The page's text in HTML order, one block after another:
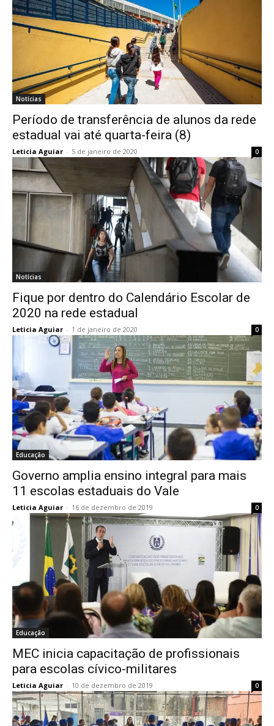
Notícias
Período de transferência de alunos da rede
estadual vai até quarta-feira (8)
Leticia Aguiar - 5 de janeiro de 2020 0
Notícias
Fique por dentro do Calendário Escolar de
2020 na rede estadual
Leticia Aguiar - 1 de janeiro de 2020 0
Educação
Governo amplia ensino integral para mais
11 escolas estaduais do Vale
Leticia Aguiar - 16 de dezembro de 2019 0
Educação
MEC inicia capacitação de profissionais
para escolas cívico-militares
Leticia Aguiar - 10 de dezembro de 2019 0